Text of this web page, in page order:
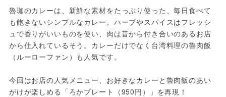
魯珈のカレーは、新鮮な素材をたっぷり使った、毎日食べて
も飽きないシンプルなカレー。ハーブやスパイスはフレッシ
ュで香りがいいものを使い、肉は昔から付き合いのあるお店
から仕入れているそう。カレーだけでなく台湾料理の魯肉飯
（ルーローファン）も人気です。
今回はお店の人気メニュー、お好きなカレーと魯肉飯のあい
がけが楽しめる「ろかプレート（950円）」を再現！